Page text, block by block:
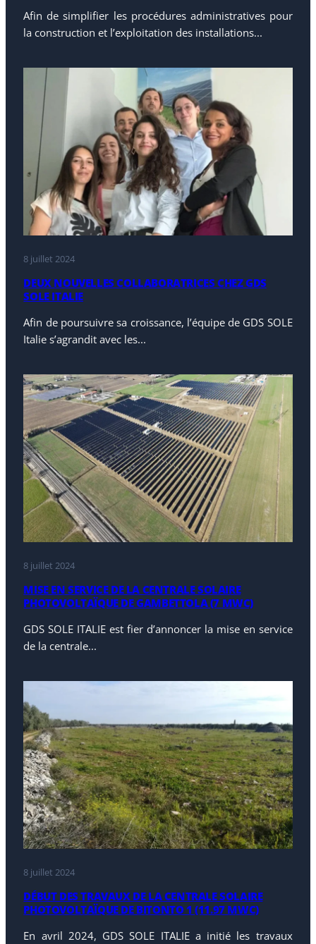
Afin de simplifier les procédures administratives pour
la construction et l’exploitation des installations...
8 juillet 2024
DEUX NOUVELLES COLLABORATRICES CHEZ GDS
SOLE ITALIE
Afin de poursuivre sa croissance, l’équipe de GDS SOLE
Italie s’agrandit avec les...
8 juillet 2024
MISE EN SERVICE DE LA CENTRALE SOLAIRE
PHOTOVOLTAÏQUE DE GAMBETTOLA (7 MWC)
GDS SOLE ITALIE est fier d’annoncer la mise en service
de la centrale...
8 juillet 2024
DÉBUT DES TRAVAUX DE LA CENTRALE SOLAIRE
PHOTOVOLTAÏQUE DE BITONTO 1 (11.97 MWC)
En avril 2024, GDS SOLE ITALIE a initié les travaux